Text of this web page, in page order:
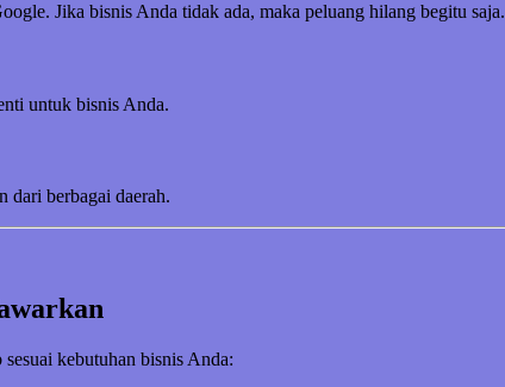
Jika bisnis Anda tidak ada, maka peluang hilang begitu saja.
untuk bisnis Anda.
dari berbagai daerah.
kebutuhan bisnis Anda: